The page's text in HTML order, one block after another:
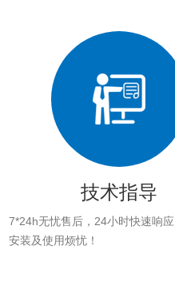
技术指导
7*24h无忧售后，24小时快速响
安装及使用烦忧！